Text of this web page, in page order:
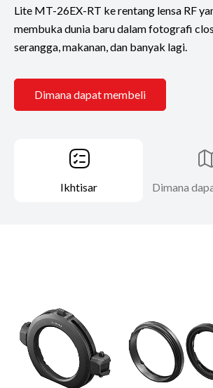
Lite MT-26EX-RT ke rentang lensa RF
membuka dunia baru dalam fotografi
serangga, makanan, dan banyak lagi.
Dimana dapat membeli
Ikhtisar Dimana